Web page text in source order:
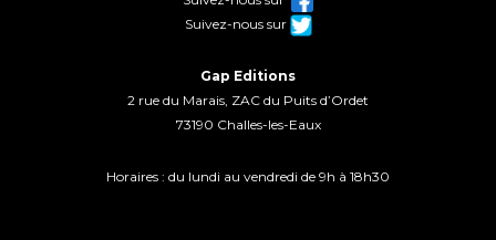
Suivez-nous sur
Gap Editions
2 rue du Marais, ZAC du Puits d’Ordet
73190 Challes-les-Eaux
Horaires : du lundi au vendredi de 9h à 18h30